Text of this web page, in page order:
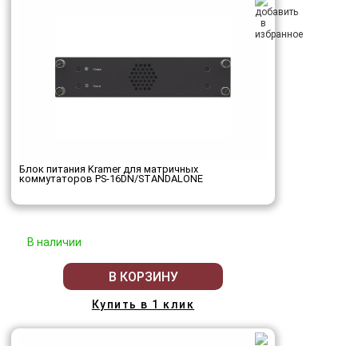
Блок питания Kramer для матричных
коммутаторов PS-16DN/STANDALONE
В наличии
В КОРЗИНУ
Купить в 1 клик